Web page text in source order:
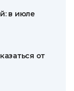
в июле
от